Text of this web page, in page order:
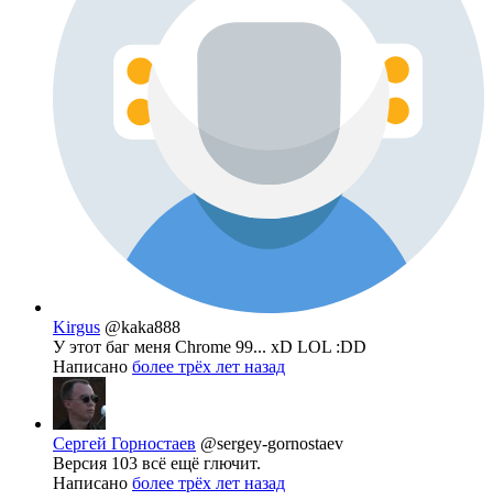
Kirgus @kaka888
У этот баг меня Chrome 99... xD LOL :DD
Написано более трёх лет назад
Сергей Горностаев @sergey-gornostaev
Версия 103 всё ещё глючит.
Написано более трёх лет назад